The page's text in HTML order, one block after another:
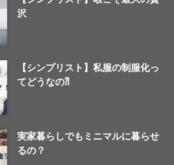
沢
【シンプリスト】私服の制服化っ
てどうなの⁈
実家暮らしでもミニマルに暮らせ
るの？